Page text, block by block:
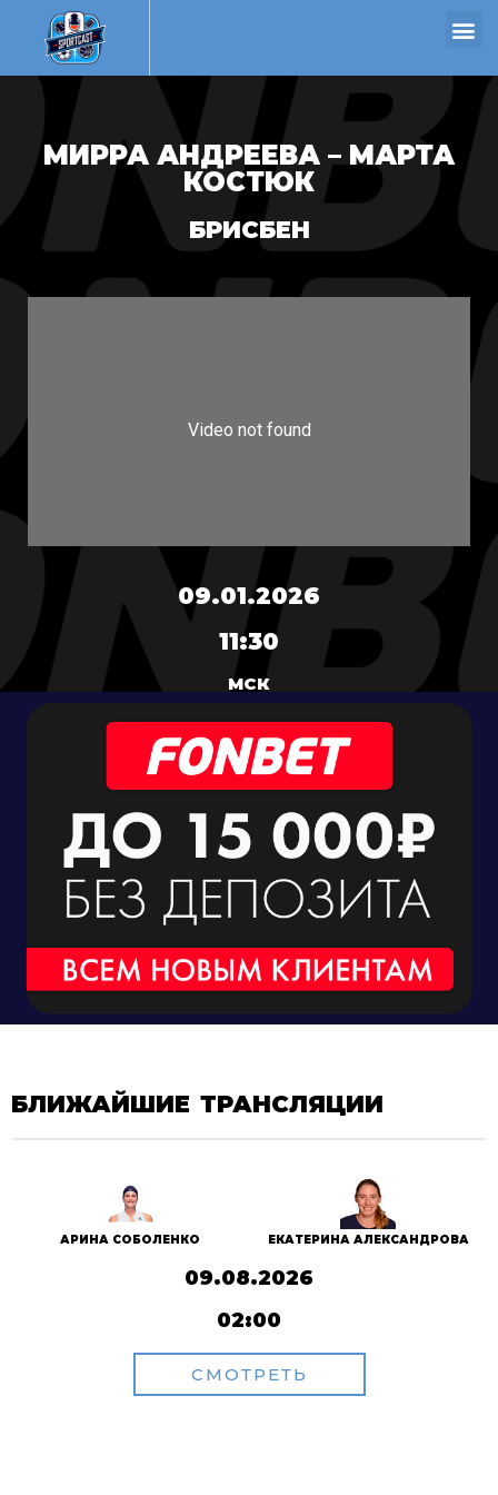
МИРРА АНДРЕЕВА – МАРТА
КОСТЮК
БРИСБЕН
09.01.2026
11:30
МСК
БЛИЖАЙШИЕ ТРАНСЛЯЦИИ
АРИНА СОБОЛЕНКО ЕКАТЕРИНА АЛЕКСАНДРОВА
09.08.2026
02:00
СМОТРЕТЬ